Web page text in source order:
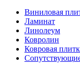
Виниловая
Ламинат
Линолеум
Ковролин
Ковровая